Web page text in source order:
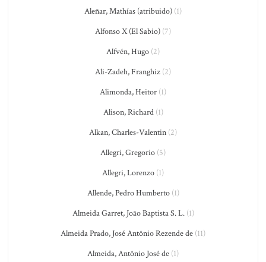
Aleñar, Mathías (atribuido) (1)
Alfonso X (El Sabio) (7)
Alfvén, Hugo (2)
Ali-Zadeh, Franghiz (2)
Alimonda, Heitor (1)
Alison, Richard(1)
Alkan, Charles-Valentin (2)
Allegri, Gregorio (5)
Allegri, Lorenzo (1)
Allende, Pedro Humberto(1)
Almeida Garret, João Baptista S. L.(1)
Almeida Prado, José Antônio Rezende de (11)
Almeida, Antônio José de (1)